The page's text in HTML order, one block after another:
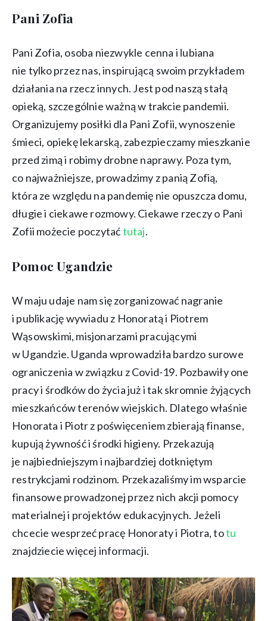
Pani Zofia
Pani Zofia, osoba niezwykle cenna i lubiana
nie tylko przez nas, inspirującą swoim przykładem
działania na rzecz innych. Jest pod naszą stałą
opieką, szczególnie ważną w trakcie pandemii.
Organizujemy posiłki dla Pani Zofii, wynoszenie
śmieci, opiekę lekarską, zabezpieczamy mieszkanie
przed zimą i robimy drobne naprawy. Poza tym,
co najważniejsze, prowadzimy z panią Zofią,
która ze względu na pandemię nie opuszcza domu,
długie i ciekawe rozmowy. Ciekawe rzeczy o Pani
Zofii możecie poczytaćtutaj.
Pomoc Ugandzie
W maju udaje nam się zorganizować nagranie
i publikację wywiadu z Honoratą i Piotrem
Wąsowskimi, misjonarzami pracującymi
w Ugandzie. Uganda wprowadziła bardzo surowe
ograniczenia w związku z Covid-19. Pozbawiły one
pracy i środków do życia już i tak skromnie żyjących
mieszkańców terenów wiejskich. Dlatego właśnie
Honorata i Piotr z poświęceniem zbierają finanse,
kupują żywność i środki higieny. Przekazują
je najbiedniejszym i najbardziej dotkniętym
restrykcjami rodzinom. Przekazaliśmy im wsparcie
finansowe prowadzonej przez nich akcji pomocy
materialnej i projektów edukacyjnych. Jeżeli
chcecie wesprzeć pracę Honoraty i Piotra, totu
znajdziecie więcej informacji.